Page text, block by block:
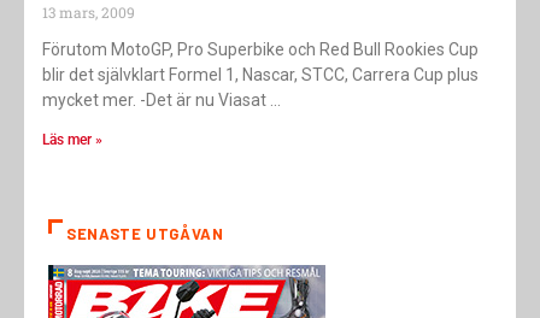
13 mars, 2009
Förutom MotoGP, Pro Superbike och Red Bull Rookies Cup
blir det självklart Formel 1, Nascar, STCC, Carrera Cup plus
mycket mer. -Det är nu Viasat
Läs mer »
SENASTE UTGÅVAN